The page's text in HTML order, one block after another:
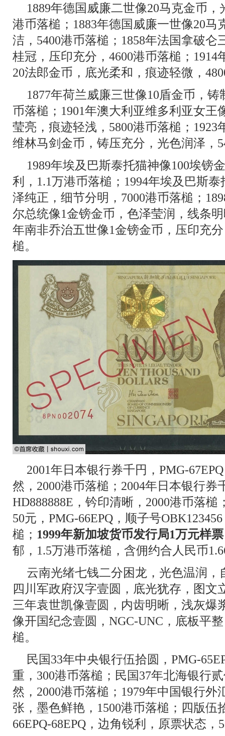
1889年德国威廉二世像20马克金币
港币落槌；1883年德国威廉一世像20马
洁，5400港币落槌；1858年法国拿破仑
桂冠，压印充分，4600港币落槌；
20法郎金币，底光柔和，痕迹轻微，
1877年荷兰威廉三世像10盾金币，
币落槌；1901年澳大利亚维多利亚女王
莹亮，痕迹轻浅，5800港币落槌；1923
维林马剑金币，铸压充分，光色润泽，
1989年埃及巴斯泰托猫神像100埃镑
利，1.1万港币落槌；1994年埃及巴斯
泽纯正，细节分明，7000港币落槌；
尔总统像1金镑金币，色泽莹润，线条
年南非乔治五世像1金镑金币，压印充
槌。
2001年日本银行券千円，PMG-
然，2000港币落槌；2004年日本银行券
HD888888E，钤印清晰，2000港币落
50元，PMG-66EPQ，顺子号
槌； 1999年新加坡货币发行局1万元样票
郁，1.5万港币落槌，含佣约合人民币
云南光绪七钱二分困龙，光色温润，
四川军政府汉字壹圆，底光犹存，图文
三年袁世凯像壹圆，内齿明晰，浅灰爆
像开国纪念壹圆，NGC-UNC，底板平
槌。
民国33年中央银行伍拾圆，PMG-
重，300港币落槌；民国37年北海银行
然，2000港币落槌；1979年中国银行外
张，墨色鲜艳，1500港币落槌；四版伍
66EPQ-68EPQ，边角锐利，原票状态，